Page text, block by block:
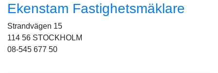
Ekenstam Fastighetsmäklare
Strandvägen 15
114 56 STOCKHOLM
08-545 677 50